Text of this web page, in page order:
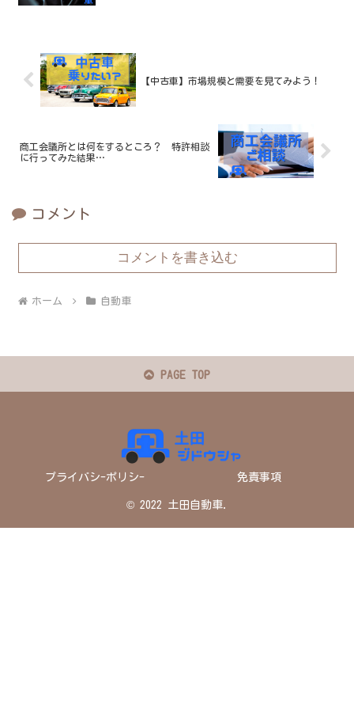
【中古車】市場規模と需要を見てみよう！
商工会議所とは何をするところ？ 特許相談
に行ってみた結果…
コメント
コメントを書き込む
ホーム 自動車
PAGE TOP
プライバシ-ポリシ- 免責事項
© 2022 土田自動車.